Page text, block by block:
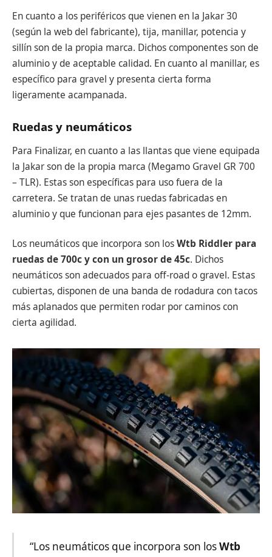
En cuanto a los periféricos que vienen en la Jakar 30
(según la web del fabricante), tija, manillar, potencia y
sillín son de la propia marca. Dichos componentes son de
aluminio y de aceptable calidad. En cuanto al manillar, es
específico para gravel y presenta cierta forma
ligeramente acampanada.
Ruedas y neumáticos
Para Finalizar, en cuanto a las llantas que viene equipada
la Jakar son de la propia marca (Megamo Gravel GR 700
– TLR). Estas son específicas para uso fuera de la
carretera. Se tratan de unas ruedas fabricadas en
aluminio y que funcionan para ejes pasantes de 12mm.
Los neumáticos que incorpora son losWtb Riddler para
ruedas de 700c y con un grosor de 45c. Dichos
neumáticos son adecuados para off-road o gravel. Estas
cubiertas, disponen de una banda de rodadura con tacos
más aplanados que permiten rodar por caminos con
cierta agilidad.
“Los neumáticos que incorpora son losWtb